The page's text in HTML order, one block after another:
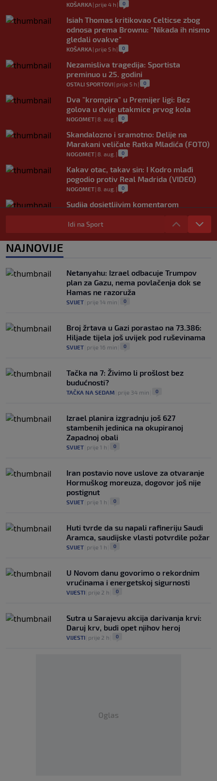
KOŠARKA | prije 4 h | 0
Isiah Thomas kritikovao Celticse zbog
odnosa prema Brownu: "Nikada ih nismo
gledali ovakve"
KOŠARKA | prije 5 h | 0
Nezamisliva tragedija: Sportista
preminuo u 25. godini
OSTALI SPORTOVI| prije 5 h | 0
Dva "krompira" u Premijer ligi: Bez
golova u dvije utakmice prvog kola
NOGOMET| 8. aug. | 0
Skandalozno i sramotno: Delije na
Marakani veličale Ratka Mladića (FOTO)
NOGOMET| 8. aug. | 0
Kakav otac, takav sin: I Kodro mlađi
pogodio protiv Real Madrida (VIDEO)
NOGOMET| 8. aug. | 0
Sudija dosjetljivim komentarom
nasmijao publiku nakon žalbe tenisera
(VIDEO)
Idi na Sport
NAJNOVIJE
Netanyahu: Izrael odbacuje Trumpov
plan za Gazu, nema povlačenja dok se
Hamas ne razoruža
SVIJET prije 14 min 0
Broj žrtava u Gazi porastao na 73.386:
Hiljade tijela još uvijek pod ruševinama
SVIJET prije 16 min 0
Tačka na 7: Živimo li prošlost bez
budućnosti?
TAČKA NA SEDAM prije 34 min 0
Izrael planira izgradnju još 627
stambenih jedinica na okupiranoj
Zapadnoj obali
SVIJET prije 1 h 0
Iran postavio nove uslove za otvaranje
Hormuškog moreuza, dogovor još nije
postignut
SVIJET prije 1 h 0
Huti tvrde da su napali rafineriju Saudi
Aramca, saudijske vlasti potvrdile požar
SVIJET prije 1 h 0
U Novom danu govorimo o rekordnim
vrućinama i energetskoj sigurnosti
VIJESTI prije 2 h 0
Sutra u Sarajevu akcija darivanja krvi:
Daruj krv, budi opet njihov heroj
VIJESTI prije 2 h 0
Oglas